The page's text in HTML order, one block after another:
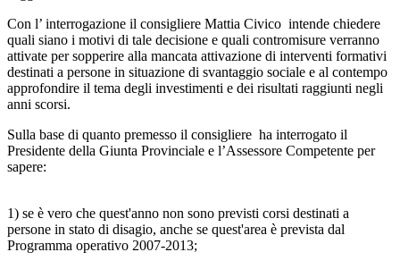
Con l’ interrogazione il consigliere Mattia Civico intende chiedere
quali siano i motivi di tale decisione e quali contromisure verranno
attivate per sopperire alla mancata attivazione di interventi formativi
destinati a persone in situazione di svantaggio sociale e al contempo
approfondire il tema degli investimenti e dei risultati raggiunti negli
anni scorsi.
Sulla base di quanto premesso il consigliere ha interrogato il
Presidente della Giunta Provinciale e l’Assessore Competente per
sapere:
1) se è vero che quest'anno non sono previsti corsi destinati a
persone in stato di disagio, anche se quest'area è prevista dal
Programma operativo 2007-2013;